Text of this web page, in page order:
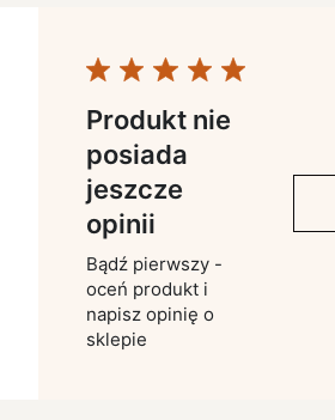
Produkt nie
posiada
jeszcze
opinii
Bądź pierwszy -
oceń produkt i
napisz opinię o
sklepie